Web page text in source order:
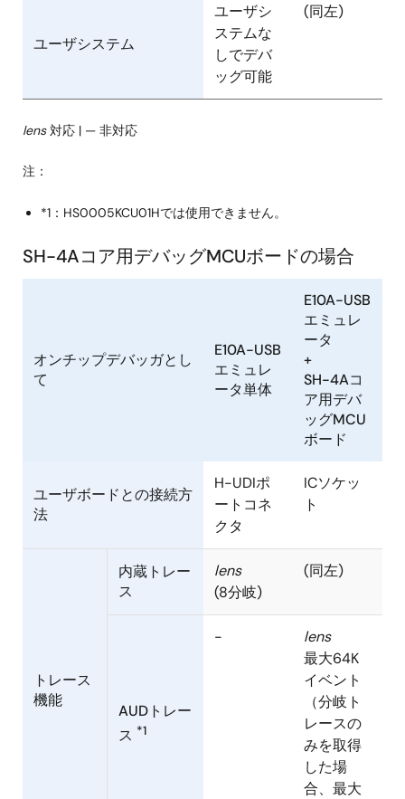
ユーザシステム
ユーザシ
ステムな
しでデバ
ッグ可能
(同左)
lens対応 | — 非対応
注：
*1：HS0005KCU01Hでは使用できません。
SH-4Aコア用デバッグMCUボードの場合
オンチップデバッガとし
て
E10A-USB
エミュレ
ータ単体
E10A-USB
エミュレ
ータ
+
SH-4Aコ
ア用デバ
ッグMCU
ボード
ユーザボードとの接続方
法
H-UDIポ
ートコネ
クタ
ICソケッ
ト
トレース
機能
内蔵トレー
ス
lens
(8分岐)
(同左)
AUDトレー
ス *1
-
lens
最大64K
イベント
（分岐ト
レースの
みを取得
した場
合、最大